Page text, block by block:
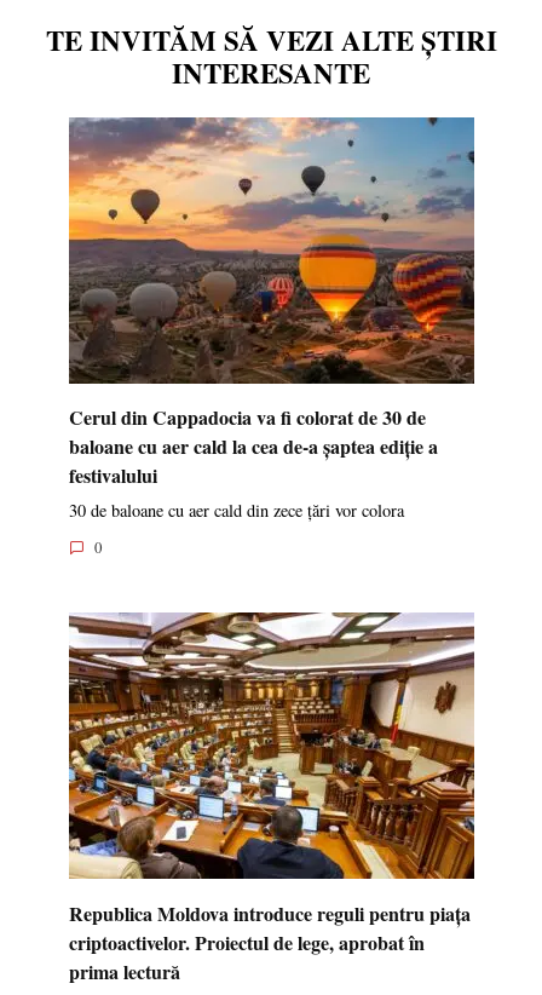
TE INVITĂM SĂ VEZI ALTE ȘTIRI
INTERESANTE
Cerul din Cappadocia va fi colorat de 30 de
baloane cu aer cald la cea de-a șaptea ediție a
festivalului
30 de baloane cu aer cald din zece țări vor colora
0
Republica Moldova introduce reguli pentru piața
criptoactivelor. Proiectul de lege, aprobat în
prima lectură